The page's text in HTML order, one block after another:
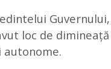
loc de